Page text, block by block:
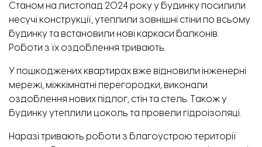
Станом на листопад 2024 року у будинку посилили
несучі конструкції, утеплили зовнішні стіни по всьому
будинку та встановили нові каркаси балконів.
Роботи з їх оздоблення тривають.
У пошкоджених квартирах вже відновили інженерні
мережі, міжкімнатні перегородки, виконали
оздоблення нових підлог, стін та стель. Також у
будинку утеплили цоколь та провели гідроізоляці.
Наразі тривають роботи з благоустрою території